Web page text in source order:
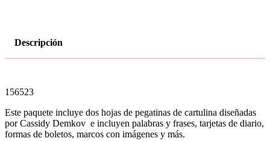
Descripción
156523
Este paquete incluye dos hojas de pegatinas de cartulina diseñadas
por Cassidy Demkov e incluyen palabras y frases, tarjetas de diario,
formas de boletos, marcos con imágenes y más.